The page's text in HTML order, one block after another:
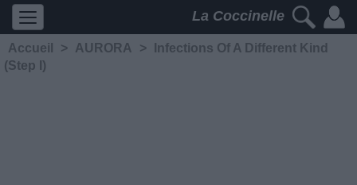
La Coccinelle
Accueil > AURORA >
Infections Of A Different Kind
(Step I)